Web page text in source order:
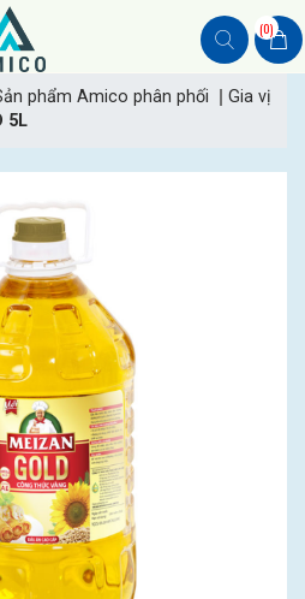
(0)
phẩm Amico phân phối
Gia vị
5L